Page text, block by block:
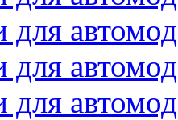
для
для
для